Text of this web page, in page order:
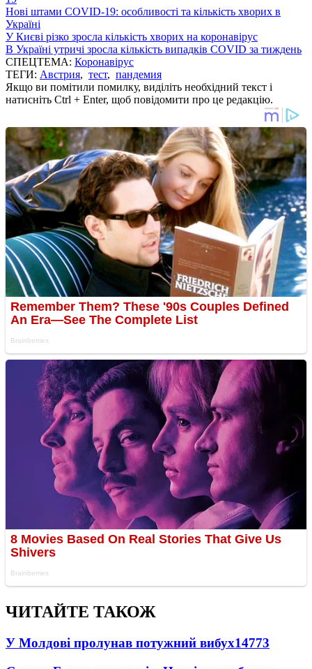
Нові штами COVID-19: особливості та кількість хворих в
Україні
У Києві різко зросла кількість хворих на коронавірус
В Україні утричі зросла кількість випадків COVID за тиждень
СПЕЦТЕМА: Коронавірус
ТЕГИ: Австрия, тест, пандемия
Якщо ви помітили помилку, виділіть необхідний текст і
натисніть Ctrl + Enter, щоб повідомити про це редакцію.
ЧИТАЙТЕ ТАКОЖ
У Молдові пролунав потужний вибух14773